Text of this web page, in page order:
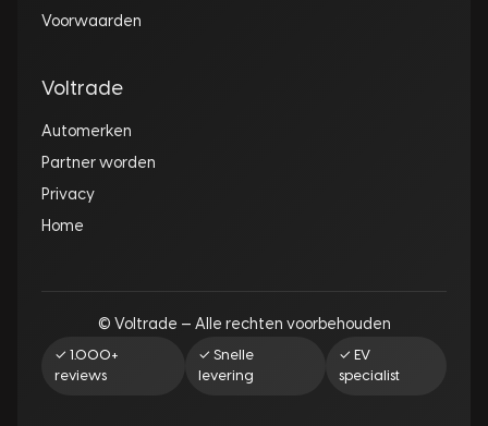
Voorwaarden
Voltrade
Automerken
Partner worden
Privacy
Home
© Voltrade — Alle rechten voorbehouden
✓ 1.000+
reviews
✓ Snelle
levering
✓ EV
specialist